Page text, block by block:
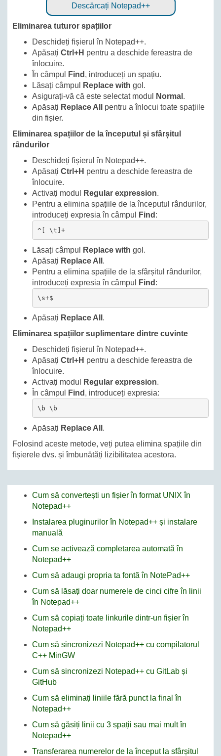
Descărcați Notepad++
Eliminarea tuturor spațiilor
Deschideți fișierul în Notepad++.
Apăsați Ctrl+H pentru a deschide fereastra de
înlocuire.
În câmpul
Find , introduceți un spațiu.
Lăsați câmpul
Replace with gol.
Asigurați-vă că este selectat modul
Normal .
Apăsați Replace All
pentru a înlocui toate spațiile
din fișier.
Eliminarea spațiilor de la începutul și sfârșitul
rândurilor
Deschideți fișierul în Notepad++.
Apăsați Ctrl+H pentru a deschide fereastra de
înlocuire.
Activați modul
Regular expression.
Pentru a elimina spațiile de la începutul rândurilor,
introduceți expresia în câmpul
Find :
^[ \t]+
Lăsați câmpul Replace with gol.
Apăsați Replace All .
Pentru a elimina spațiile de la sfârșitul rândurilor,
introduceți expresia în câmpul
Find :
\s+$
Apăsați Replace All .
Eliminarea spațiilor suplimentare dintre cuvinte
Deschideți fișierul în Notepad++.
Apăsați Ctrl+H pentru a deschide fereastra de
înlocuire.
Activați modul
Regular expression.
În câmpul
Find , introduceți expresia:
\b \b
Apăsați Replace All .
Folosind aceste metode, veți putea elimina spațiile din
fișierele dvs. și îmbunătăți lizibilitatea acestora.
Cum să convertești un fișier în format UNIX în
Notepad++
Instalarea pluginurilor în Notepad++ și instalare
manuală
Cum se activează completarea automată în
Notepad++
Cum să adaugi propria ta fontă în NotePad++
Cum să lăsați doar numerele de cinci cifre în linii
în Notepad++
Cum să copiați toate linkurile dintr-un fișier în
Notepad++
Cum să sincronizezi Notepad++ cu compilatorul
C++ MinGW
Cum să sincronizezi Notepad++ cu GitLab și
GitHub
Cum să eliminați liniile fără punct la final în
Notepad++
Cum să găsiți linii cu 3 spații sau mai mult în
Notepad++
Transferarea numerelor de la început la sfârșitul